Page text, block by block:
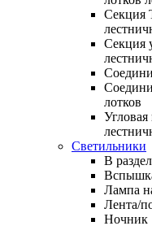
Секция
Секция
лотков
Угловая
Светильники
В раздел
Лампа
Лента/
Ночник